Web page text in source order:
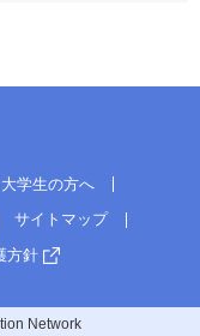
大学生の方へ
サイトマップ
方針
Network